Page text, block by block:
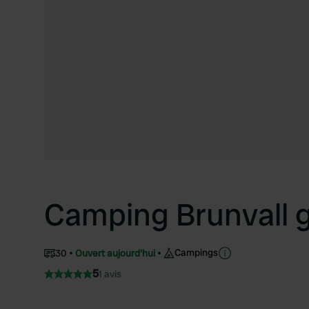
Camping Brunvall
30 Ouvert aujourd'hui Campings
51 avis